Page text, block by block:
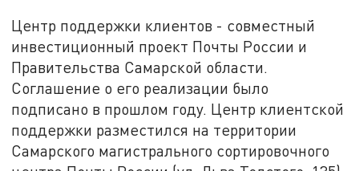
Центр поддержки клиентов - совместный
инвестиционный проект Почты России и
Правительства Самарской области.
Соглашение о его реализации было
подписано в прошлом году. Центр клиентской
поддержки разместился на территории
Самарского магистрального сортировочного